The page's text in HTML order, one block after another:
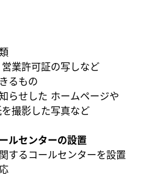
営業許可証の写しなど
るもの
らせした ホームページや
撮影した写真など
ルセンターの設置
するコールセンターを設置